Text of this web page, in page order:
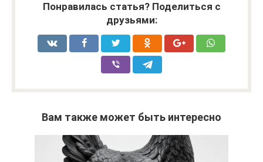
Понравилась статья? Поделиться с
друзьями:
Вам также может быть интересно